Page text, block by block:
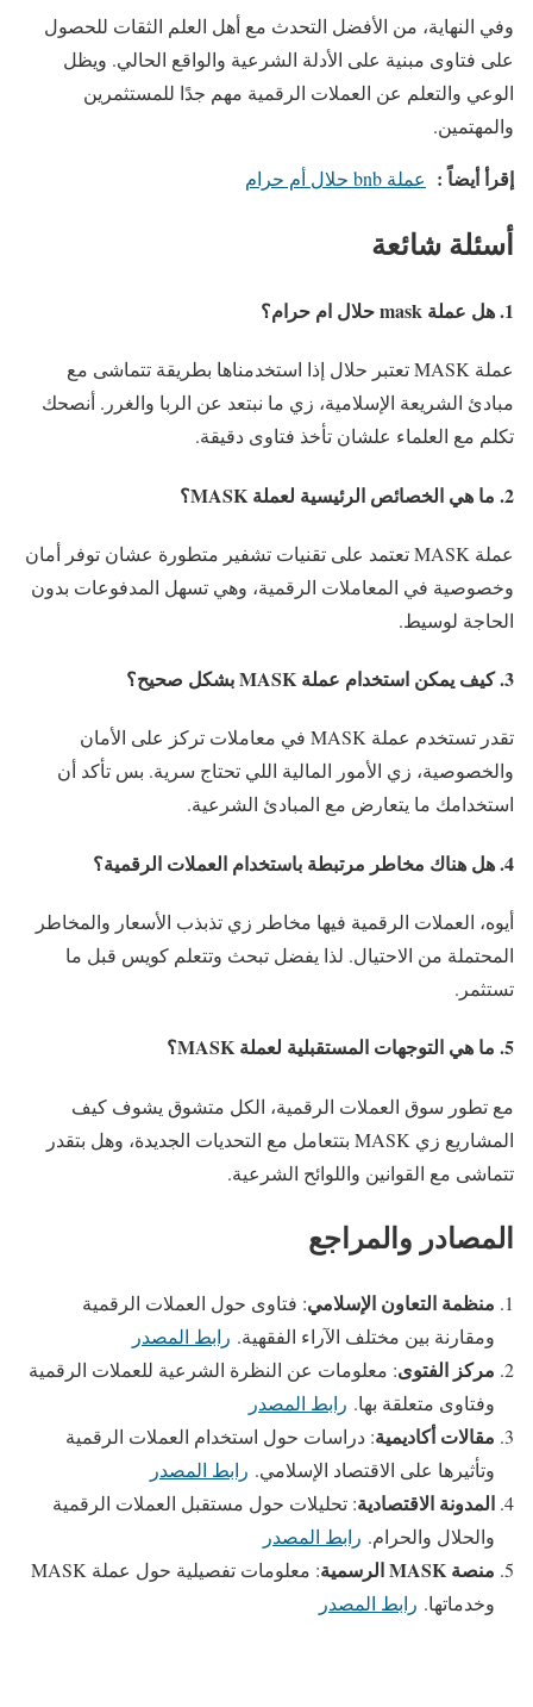
وفي النهاية، من الأفضل التحدث مع أهل العلم الثقات للحصول
على فتاوى مبنية على الأدلة الشرعية والواقع الحالي. ويظل
الوعي والتعلم عن العملات الرقمية مهم جدًا للمستثمرين
والمهتمين.
إقرأ أيضاً : عملة bnb حلال أم حرام​
أسئلة شائعة
1. هل عملة mask حلال ام حرام؟
عملة MASK تعتبر حلال إذا استخدمناها بطريقة تتماشى مع
مبادئ الشريعة الإسلامية، زي ما نبتعد عن الربا والغرر. أنصحك
تكلم مع العلماء علشان تأخذ فتاوى دقيقة.
2. ما هي الخصائص الرئيسية لعملة MASK؟
عملة MASK تعتمد على تقنيات تشفير متطورة عشان توفر أمان
وخصوصية في المعاملات الرقمية، وهي تسهل المدفوعات بدون
الحاجة لوسيط.
3. كيف يمكن استخدام عملة MASK بشكل صحيح؟
تقدر تستخدم عملة MASK في معاملات تركز على الأمان
والخصوصية، زي الأمور المالية اللي تحتاج سرية. بس تأكد أن
استخدامك ما يتعارض مع المبادئ الشرعية.
4. هل هناك مخاطر مرتبطة باستخدام العملات الرقمية؟
أيوه، العملات الرقمية فيها مخاطر زي تذبذب الأسعار والمخاطر
المحتملة من الاحتيال. لذا يفضل تبحث وتتعلم كويس قبل ما
تستثمر.
5. ما هي التوجهات المستقبلية لعملة MASK؟
مع تطور سوق العملات الرقمية، الكل متشوق يشوف كيف
المشاريع زي MASK بتتعامل مع التحديات الجديدة، وهل بتقدر
تتماشى مع القوانين واللوائح الشرعية.
المصادر والمراجع
منظمة التعاون الإسلامي: فتاوى حول العملات الرقمية
ومقارنة بين مختلف الآراء الفقهية. رابط المصدر
مركز الفتوى: معلومات عن النظرة الشرعية للعملات الرقمية
وفتاوى متعلقة بها. رابط المصدر
مقالات أكاديمية: دراسات حول استخدام العملات الرقمية
وتأثيرها على الاقتصاد الإسلامي. رابط المصدر
المدونة الاقتصادية: تحليلات حول مستقبل العملات الرقمية
والحلال والحرام. رابط المصدر
منصة MASK الرسمية
: معلومات تفصيلية حول عملة MASK
وخدماتها. رابط المصدر